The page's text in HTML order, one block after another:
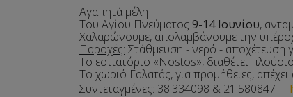
Αγαπητά μέλη
Του Αγίου Πνεύματος 9-14 Ιουνίου,
Χαλαρώνουμε, απολαμβάνουμε την
Παροχές: Στάθμευση - νερό - αποχέτευση
Το εστιατόριο «Nostos», διαθέτει
Το χωριό Γαλατάς, για προμήθειες,
Συντεταγμένες: 38.334098 & 21.580847